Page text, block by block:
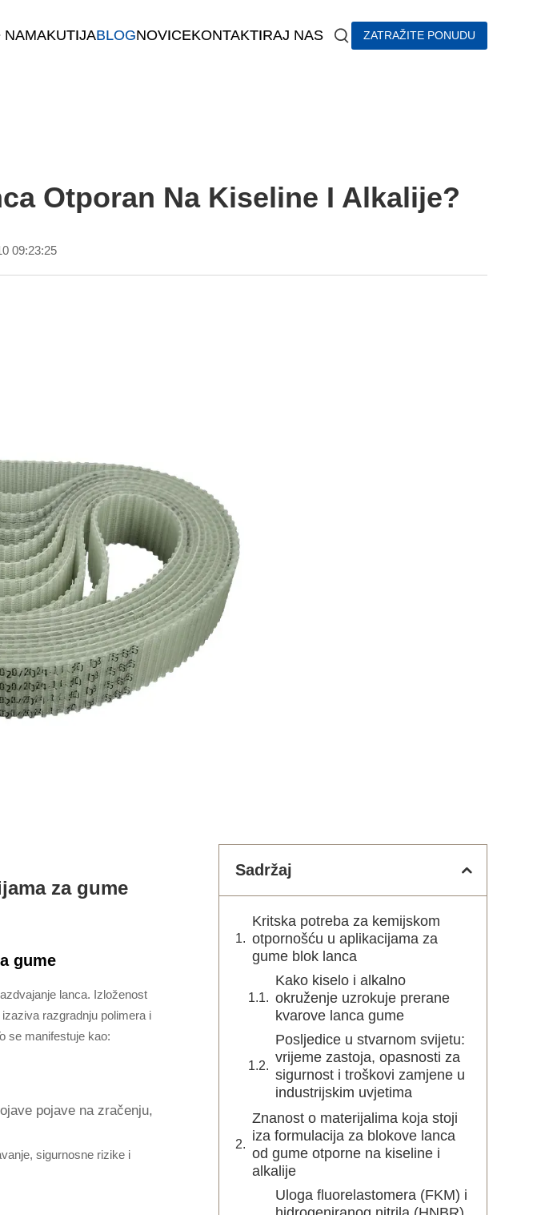
NAMAKUTIJABLOGNOVICEKONTAKTIRAJ NAS ZATRAŽITE PONUDU
Otporan Na Kiseline I Alkalije?
09:23:25
za gume
gume
lanca. Izloženost
razgradnju polimera i
se manifestuje kao:
pojave na zračenju,
sigurnosne rizike i
Sadržaj
Kritska potreba za kemijskom
otpornošću u aplikacijama za
gume blok lanca
Kako kiselo i alkalno
okruženje uzrokuje prerane
kvarove lanca gume
Posljedice u stvarnom svijetu:
vrijeme zastoja, opasnosti za
sigurnost i troškovi zamjene u
industrijskim uvjetima
Znanost o materijalima koja stoji
iza formulacija za blokove lanca
od gume otporne na kiseline i
alkalije
Uloga fluorelastomera (FKM) i